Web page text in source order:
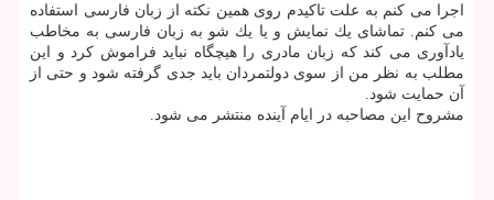
اجرا می كنم به علت تاكیدم روی همین نكته از زبان فارسی استفاده
می كنم. تماشای یك نمایش و یا یك شو به زبان فارسی به مخاطب
یادآوری می كند كه زبان مادری را هیچگاه نباید فراموش كرد و این
مطلب به نظر من از سوی دولتمردان باید جدی گرفته شود و حتی از
آن حمایت شود.
مشروح این مصاحبه در ایام آینده منتشر می شود.